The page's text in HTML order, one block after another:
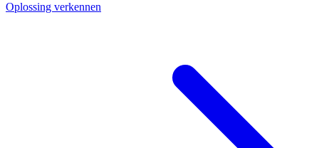
Oplossing verkennen